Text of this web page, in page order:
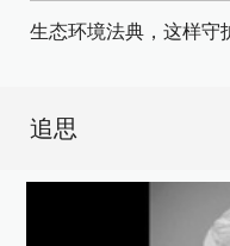
生态环境法典，这样守
追思